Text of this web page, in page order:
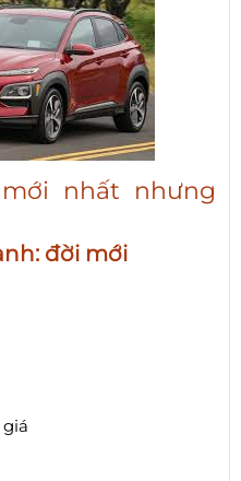
mới nhất nhưng
đời mới